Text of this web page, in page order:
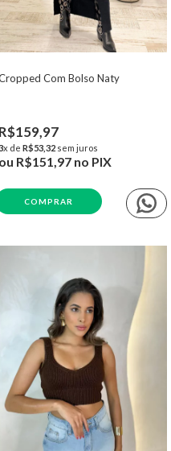
Com Bolso Naty
R$159,97
x de R$53,32 sem juros
ou R$151,97 no PIX
COMPRAR